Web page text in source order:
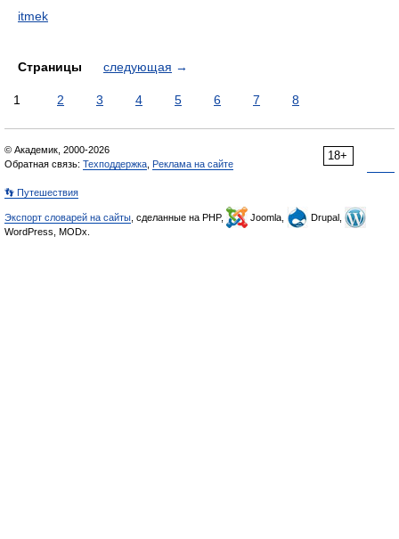
itmek
Страницы следующая →
1 2 3 4 5 6 7 8
18+
© Академик, 2000-2026
Обратная связь: Техподдержка Реклама на сайте
👣 Путешествия
Экспорт словарей на сайты , сделанные на PHP, Joomla,
Drupal,
WordPress, MODx.